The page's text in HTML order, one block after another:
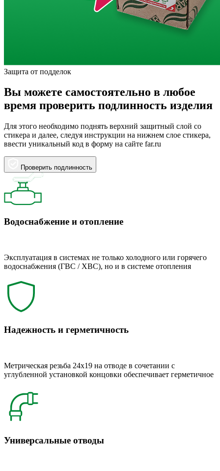
Защита от подделок
Вы можете самостоятельно в любое
время проверить подлинность изделия
Для этого необходимо поднять верхний защитный слой со
стикера и далее, следуя инструкции на нижнем слое стикера,
ввести уникальный код в форму на сайте far.ru
Проверить подлинность
Водоснабжение и отопление
Эксплуатация в системах не только холодного или горячего
водоснабжения (ГВС / ХВС), но и в системе отопления
Надежность и герметичность
Метрическая резьба 24x19 на отводе в сочетании с
углубленной установкой концовки обеспечивает герметичное
Универсальные отводы